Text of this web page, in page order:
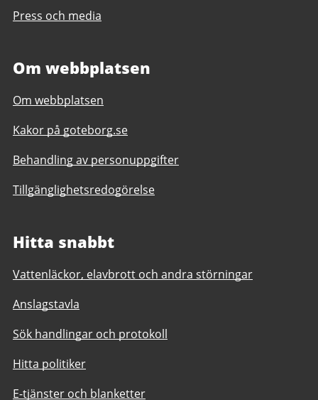
Press och media
Om webbplatsen
Om webbplatsen
Kakor på goteborg.se
Behandling av personuppgifter
Tillgänglighetsredogörelse
Hitta snabbt
Vattenläckor, elavbrott och andra störningar
Anslagstavla
Sök handlingar och protokoll
Hitta politiker
E-tjänster och blanketter